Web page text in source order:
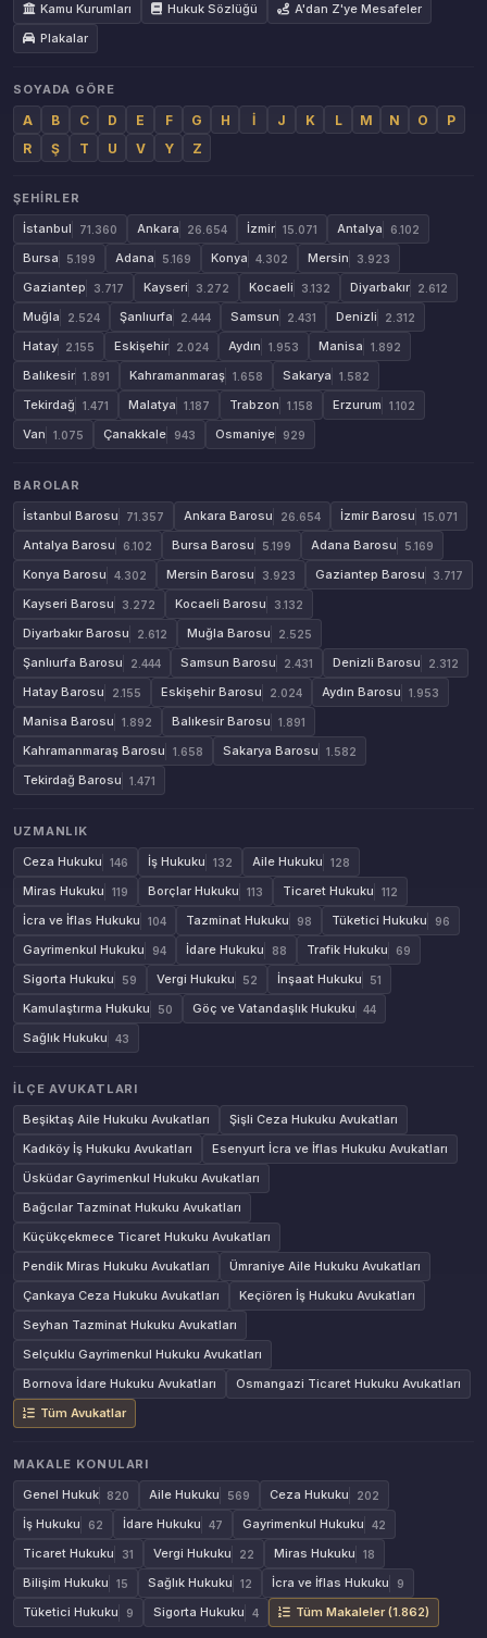
Kamu Kurumları
Hukuk Sözlüğü
A'dan Z'ye Mesafeler
Plakalar
SOYADA GÖRE
A B C D E F G H İ J K L M N O
P
R
Ş T U V Y Z
ŞEHIRLER
İstanbul
71.360 Ankara 26.654 İzmir 15.071 Antalya 6.102
Bursa 5.199 Adana 5.169 Konya 4.302 Mersin 3.923
Gaziantep 3.717 Kayseri 3.272 Kocaeli 3.132 Diyarbakır 2.612
Muğla 2.524 Şanlıurfa 2.444 Samsun 2.431 Denizli 2.312
Hatay 2.155 Eskişehir 2.024 Aydın 1.953 Manisa 1.892
Balıkesir 1.891 Kahramanmaraş 1.658 Sakarya 1.582
Tekirdağ 1.471 Malatya 1.187 Trabzon 1.158 Erzurum 1.102
Van 1.075 Çanakkale 943 Osmaniye 929
BAROLAR
İstanbul Barosu
71.357 Ankara Barosu 26.654 İzmir Barosu 15.071
Antalya Barosu 6.102 Bursa Barosu 5.199 Adana Barosu 5.169
Konya Barosu 4.302 Mersin Barosu 3.923 Gaziantep Barosu 3.717
Kayseri Barosu 3.272 Kocaeli Barosu 3.132
Diyarbakır Barosu 2.612 Muğla Barosu 2.525
Şanlıurfa Barosu 2.444 Samsun Barosu 2.431 Denizli Barosu 2.312
Hatay Barosu 2.155 Eskişehir Barosu 2.024 Aydın Barosu 1.953
Manisa Barosu 1.892 Balıkesir Barosu 1.891
Kahramanmaraş Barosu 1.658 Sakarya Barosu 1.582
Tekirdağ Barosu 1.471
UZMANLIK
Ceza Hukuku
146 İş Hukuku 132 Aile Hukuku 128
Miras Hukuku 119 Borçlar Hukuku 113 Ticaret Hukuku 112
İcra ve İflas Hukuku 104 Tazminat Hukuku 98 Tüketici Hukuku 96
Gayrimenkul Hukuku 94 İdare Hukuku 88 Trafik Hukuku 69
Sigorta Hukuku 59 Vergi Hukuku 52 İnşaat Hukuku 51
Kamulaştırma Hukuku 50 Göç ve Vatandaşlık Hukuku 44
Sağlık Hukuku 43
İLÇE AVUKATLARI
Beşiktaş Aile Hukuku Avukatları
Şişli Ceza Hukuku Avukatları
Kadıköy İş Hukuku Avukatları
Esenyurt İcra ve İflas Hukuku Avukatları
Üsküdar Gayrimenkul Hukuku Avukatları
Bağcılar Tazminat Hukuku Avukatları
Küçükçekmece Ticaret Hukuku Avukatları
Pendik Miras Hukuku Avukatları
Ümraniye Aile Hukuku Avukatları
Çankaya Ceza Hukuku Avukatları
Keçiören İş Hukuku Avukatları
Seyhan Tazminat Hukuku Avukatları
Selçuklu Gayrimenkul Hukuku Avukatları
Bornova İdare Hukuku Avukatları
Osmangazi Ticaret Hukuku Avukatları
Tüm Avukatlar
MAKALE KONULARI
Genel Hukuk
820 Aile Hukuku 569 Ceza Hukuku 202
İş Hukuku 62 İdare Hukuku 47 Gayrimenkul Hukuku 42
Ticaret Hukuku 31 Vergi Hukuku 22 Miras Hukuku 18
Bilişim Hukuku 15 Sağlık Hukuku 12 İcra ve İflas Hukuku 9
Tüketici Hukuku 9 Sigorta Hukuku 4 Tüm Makaleler (1.862)